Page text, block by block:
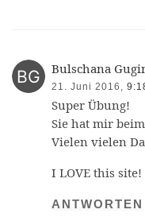
Bulschana
21. Juni 2016,
Super Übung!
Sie hat mir
Vielen vielen
I LOVE this site!
ANTWORTEN